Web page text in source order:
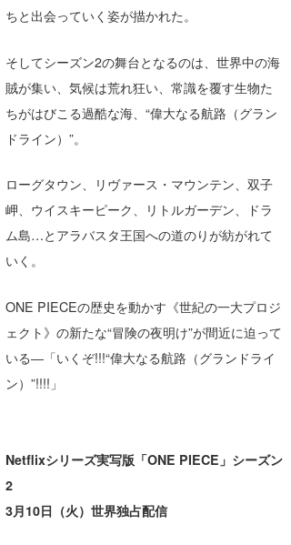
ちと出会っていく姿が描かれた。
そしてシーズン2の舞台となるのは、世界中の海
賊が集い、気候は荒れ狂い、常識を覆す生物た
ちがはびこる過酷な海、“偉大なる航路（グラン
ドライン）”。
ローグタウン、リヴァース・マウンテン、双子
岬、ウイスキーピーク、リトルガーデン、ドラ
ム島…とアラバスタ王国への道のりが紡がれて
いく。
ONE PIECEの歴史を動かす《世紀の一大プロジ
ェクト》の新たな“冒険の夜明け”が間近に迫って
いる―「いくぞ!!!“偉大なる航路（グランドライ
ン）”!!!!」
Netflixシリーズ実写版「ONE PIECE」シーズン
2
3月10日（火）世界独占配信